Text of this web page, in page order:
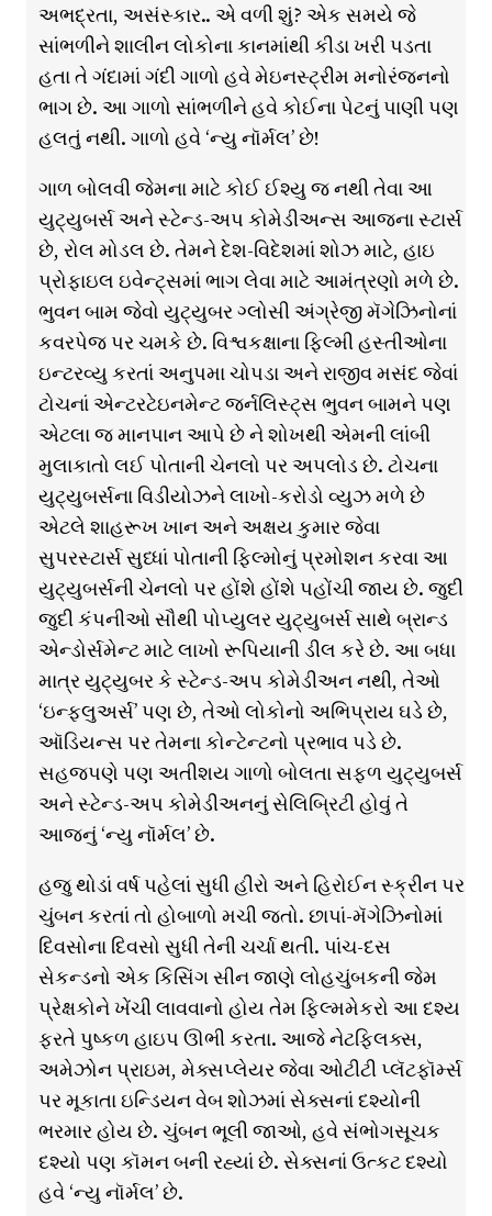
અભદ્રતા, અસંસ્કાર.. એ વળી શું? એક સમયે જે
સાંભળીને શાલીન લોકોના કાનમાંથી કીડા ખરી પડતા
હતા તે ગંદામાં ગંદી ગાળો હવે મેઇનસ્ટ્રીમ મનોરંજનનો
ભાગ છે. આ ગાળો સાંભળીને હવે કોઈના પેટનું પાણી પણ
હલતું નથી. ગાળો હવે ‘ન્યુ નૉર્મલ’ છે!
ગાળ બોલવી જેમના માટે કોઈ ઈશ્યુ જ નથી તેવા આ
યુટ્યુબર્સ અને સ્ટેન્ડ-અપ કોમેડીઅન્સ આજના સ્ટાર્સ
છે, રોલ મોડલ છે. તેમને દેશ-વિદેશમાં શોઝ માટે, હાઇ
પ્રોફાઇલ ઇવેન્ટ્સમાં ભાગ લેવા માટે આમંત્રણો મળે છે.
ભુવન બામ જેવો યુટ્યુબર ગ્લોસી અંગ્રેજી મૅગેઝિનોનાં
કવરપેજ પર ચમકે છે. વિશ્વકક્ષાના ફિલ્મી હસ્તીઓના
ઇન્ટરવ્યુ કરતાં અનુપમા ચોપડા અને રાજીવ મસંદ જેવાં
ટોચનાં એન્ટરટેઇનમેન્ટ જર્નલિસ્ટ્સ ભુવન બામને પણ
એટલા જ માનપાન આપે છે ને શોખથી એમની લાંબી
મુલાકાતો લઈ પોતાની ચેનલો પર અપલોડ છે. ટોચના
યુટ્યુબર્સના વિડીયોઝને લાખો-કરોડો વ્યુઝ મળે છે
એટલે શાહરૂખ ખાન અને અક્ષય કુમાર જેવા
સુપરસ્ટાર્સ સુધ્ધાં પોતાની ફિલ્મોનું પ્રમોશન કરવા આ
યુટ્યુબર્સની ચેનલો પર હોંશે હોંશે પહોંચી જાય છે. જુદી
જુદી કંપનીઓ સૌથી પોપ્યુલર યુટ્યુબર્સ સાથે બ્રાન્ડ
એન્ડોર્સમેન્ટ માટે લાખો રૂપિયાની ડીલ કરે છે. આ બધા
માત્ર યુટ્યુબર કે સ્ટેન્ડ-અપ કોમેડીઅન નથી, તેઓ
‘ઇન્ફ્લુઅર્સ’ પણ છે, તેઓ લોકોનો અભિપ્રાય ઘડે છે,
ઑડિયન્સ પર તેમના કોન્ટેન્ટનો પ્રભાવ પડે છે.
સહજપણે પણ અતીશય ગાળો બોલતા સફળ યુટ્યુબર્સ
અને સ્ટેન્ડ-અપ કોમેડીઅનનું સેલિબ્રિટી હોવું તે
આજનું ‘ન્યુ નૉર્મલ’ છે.
હજુ થોડાં વર્ષ પહેલાં સુધી હીરો અને હિરોઈન સ્ક્રીન પર
ચુંબન કરતાં તો હોબાળો મચી જતો. છાપાં-મૅગેઝિનોમાં
દિવસોના દિવસો સુધી તેની ચર્ચા થતી. પાંચ-દસ
સેકન્ડનો એક કિસિંગ સીન જાણે લોહચુંબકની જેમ
પ્રેક્ષકોને ખેંચી લાવવાનો હોય તેમ ફિલ્મમેકરો આ દશ્ય
ફરતે પુષ્કળ હાઇપ ઊભી કરતા. આજે નેટફ્લિક્સ,
અમેઝોન પ્રાઇમ, મેક્સપ્લેયર જેવા ઓટીટી પ્લૅટફૉર્મ્સ
પર મૂકાતા ઇન્ડિયન વેબ શોઝમાં સેક્સનાં દશ્યોની
ભરમાર હોય છે. ચુંબન ભૂલી જાઓ, હવે સંભોગસૂચક
દશ્યો પણ કૉમન બની રહ્યાં છે. સેક્સનાં ઉત્કટ દશ્યો
હવે ‘ન્યુ નૉર્મલ’ છે.